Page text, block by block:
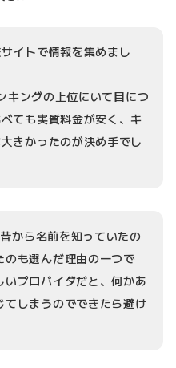
イトで情報を集めまし
キングの上位にいて目につ
ても実質料金が安く、キ
きかったのが決め手でし
から名前を知っていたの
のも選んだ理由の一つで
いプロバイダだと、何かあ
てしまうのでできたら避け